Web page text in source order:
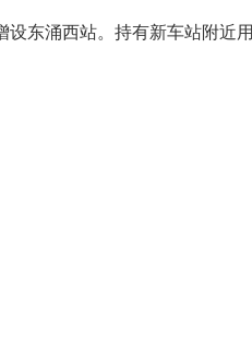
设东涌西站。持有新车站附近用